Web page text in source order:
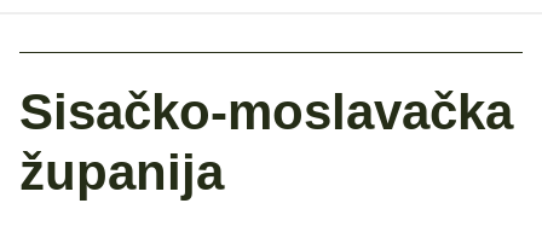
Sisačko-moslavačka
županija